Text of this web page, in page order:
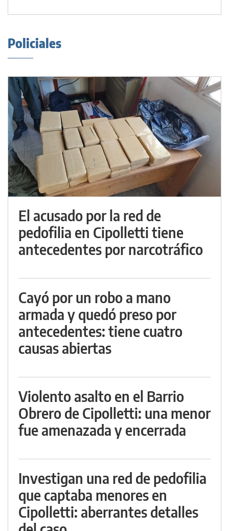
Policiales
El acusado por la red de
pedofilia en Cipolletti tiene
antecedentes por narcotráfico
Cayó por un robo a mano
armada y quedó preso por
antecedentes: tiene cuatro
causas abiertas
Violento asalto en el Barrio
Obrero de Cipolletti: una menor
fue amenazada y encerrada
Investigan una red de pedofilia
que captaba menores en
Cipolletti: aberrantes detalles